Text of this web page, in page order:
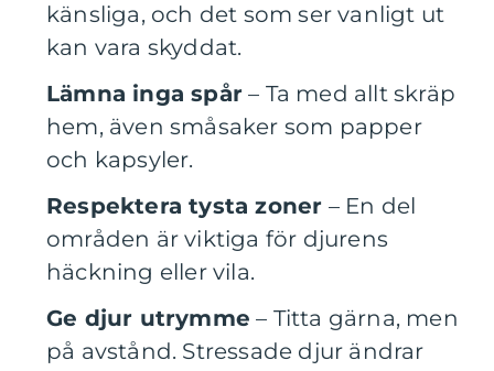
känsliga, och det som ser vanligt ut
kan vara skyddat.
Lämna inga spår – Ta med allt skräp
hem, även småsaker som papper
och kapsyler.
Respektera tysta zoner – En del
områden är viktiga för djurens
häckning eller vila.
Ge djur utrymme – Titta gärna, men
på avstånd. Stressade djur ändrar